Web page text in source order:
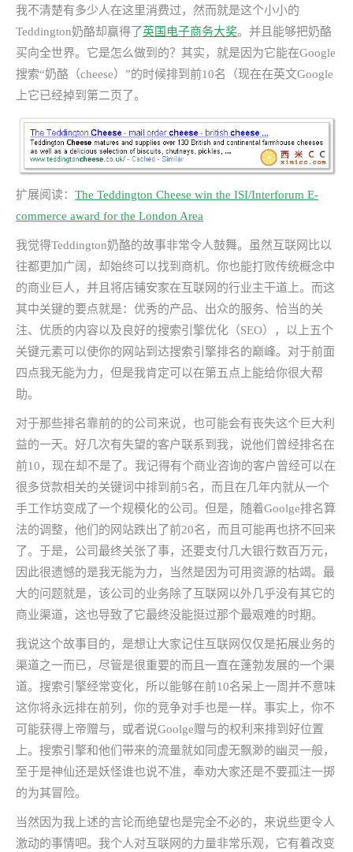
我不清楚有多少人在这里消费过，然而就是这个小小的
Teddington奶酪却赢得了英国电子商务大奖。并且能够把奶酪
买向全世界。它是怎么做到的？其实，就是因为它能在Google
搜索“奶酪（cheese）”的时候排到前10名（现在在英文Google
上它已经掉到第二页了。
扩展阅读： The Teddington Cheese win the ISI/Interforum E-
commerce award for the London Area
我觉得Teddington奶酪的故事非常令人鼓舞。虽然互联网比以
往都更加广阔，却始终可以找到商机。你也能打败传统概念中
的商业巨人，并且将店铺安家在互联网的行业主干道上。而这
其中关键的要点就是：优秀的产品、出众的服务、恰当的关
注、优质的内容以及良好的搜索引擎优化（SEO），以上五个
关键元素可以使你的网站到达搜索引擎排名的巅峰。对于前面
四点我无能为力，但是我肯定可以在第五点上能给你很大帮
助。
对于那些排名靠前的的公司来说，也可能会有丧失这个巨大利
益的一天。好几次有失望的客户联系到我，说他们曾经排名在
前10，现在却不是了。我记得有个商业咨询的客户曾经可以在
很多贷款相关的关键词中排到前5名，而且在几年内就从一个
手工作坊变成了一个规模化的公司。但是，随着Goolge排名算
法的调整，他们的网站跌出了前20名，而且可能再也挤不回来
了。于是，公司最终关张了事，还要支付几大银行数百万元，
因此很遗憾的是我无能为力，当然是因为可用资源的枯竭。最
大的问题就是，该公司的业务除了互联网以外几乎没有其它的
商业渠道，这也导致了它最终没能挺过那个最艰难的时期。
我说这个故事目的，是想让大家记住互联网仅仅是拓展业务的
渠道之一而已，尽管是很重要的而且一直在蓬勃发展的一个渠
道。搜索引擎经常变化，所以能够在前10名呆上一周并不意味
这你将永远排在前列，你的竞争对手也是一样。事实上，你不
可能获得上帝赠与，或者说Goolge赠与的权利来排到好位置
上。搜索引擎和他们带来的流量就如同虚无飘渺的幽灵一般，
至于是神仙还是妖怪谁也说不准，奉劝大家还是不要孤注一掷
的为其冒险。
当然因为我上述的言论而绝望也是完全不必的，来说些更令人
激动的事情吧。我个人对互联网的力量非常乐观，它有着改变